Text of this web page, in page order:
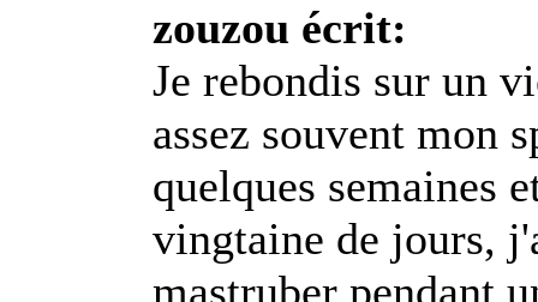
zouzou écrit:
Je rebondis sur un
assez souvent mon
quelques semaines
vingtaine de jours,
mastruber pendant